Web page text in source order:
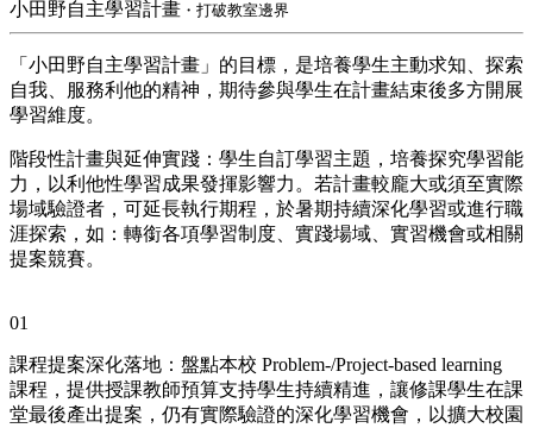
小田野自主學習計畫 ・打破教室邊界
「小田野自主學習計畫」的目標，是培養學生主動求知、探索
自我、服務利他的精神，期待參與學生在計畫結束後多方開展
學習維度。
階段性計畫與延伸實踐：學生自訂學習主題，培養探究學習能
力，以利他性學習成果發揮影響力。若計畫較龐大或須至實際
場域驗證者，可延長執行期程，於暑期持續深化學習或進行職
涯探索，如：轉銜各項學習制度、實踐場域、實習機會或相關
提案競賽。
01
課程提案深化落地：盤點本校 Problem-/Project-based learning
課程，提供授課教師預算支持學生持續精進，讓修課學生在課
堂最後產出提案，仍有實際驗證的深化學習機會，以擴大校園